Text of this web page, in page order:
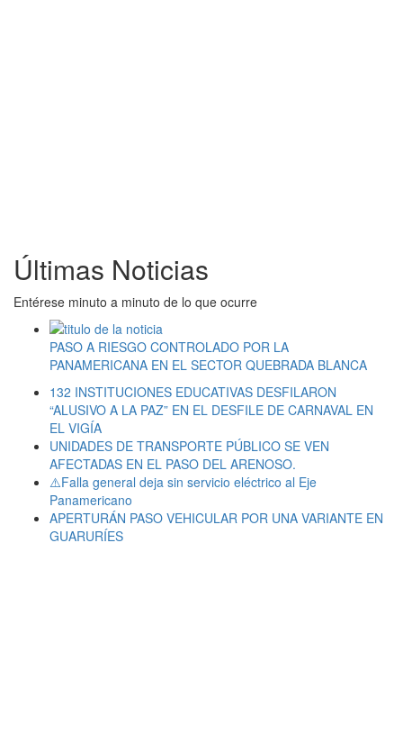
Últimas Noticias
Entérese minuto a minuto de lo que ocurre
PASO A RIESGO CONTROLADO POR LA
PANAMERICANA EN EL SECTOR QUEBRADA BLANCA
132 INSTITUCIONES EDUCATIVAS DESFILARON
“ALUSIVO A LA PAZ” EN EL DESFILE DE CARNAVAL EN
EL VIGÍA
UNIDADES DE TRANSPORTE PÚBLICO SE VEN
AFECTADAS EN EL PASO DEL ARENOSO.
⚠️Falla general deja sin servicio eléctrico al Eje
Panamericano
APERTURÁN PASO VEHICULAR POR UNA VARIANTE EN
GUARURÍES